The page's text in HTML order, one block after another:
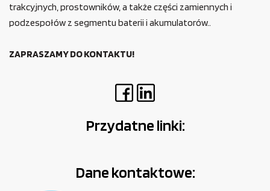
trakcyjnych, prostowników, a także części zamiennych i
podzespołów z segmentu baterii i akumulatorów..
ZAPRASZAMY DO KONTAKTU!
Przydatne linki:
Dane kontaktowe: